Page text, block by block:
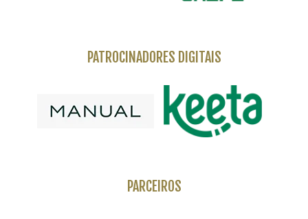
PATROCINADORES DIGITAIS
PARCEIROS